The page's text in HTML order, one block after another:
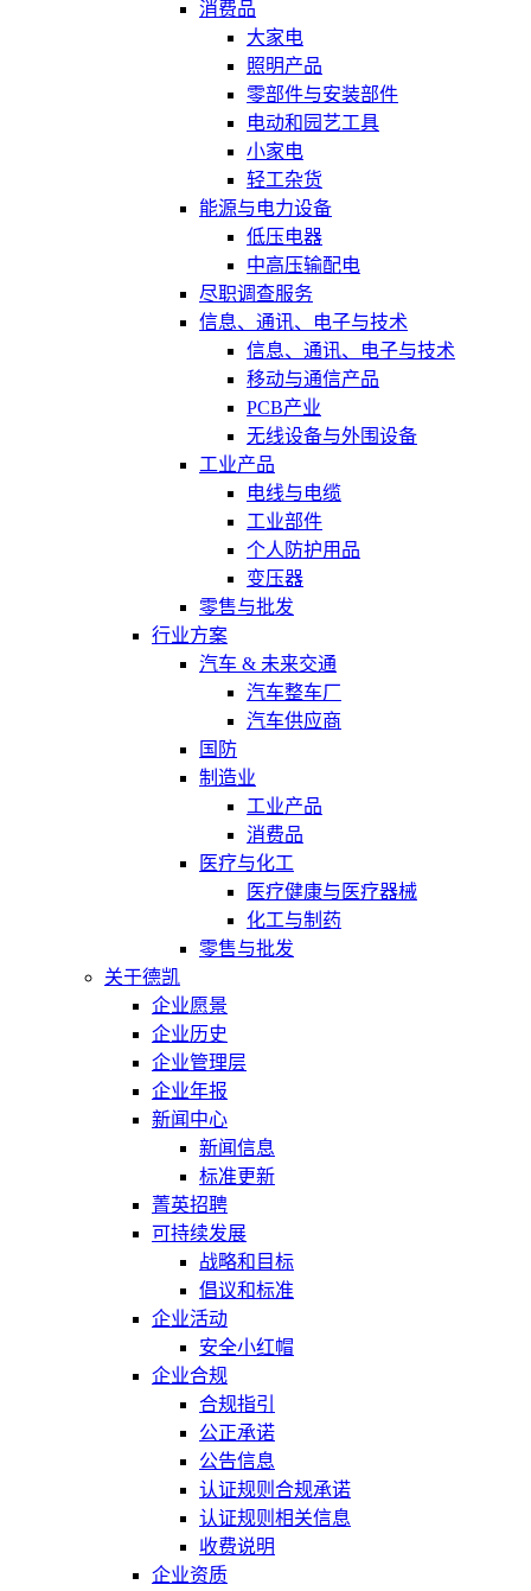
消费品
大家电
照明产品
零部件与安装部件
电动和园艺工具
小家电
轻工杂货
能源与电力设备
低压电器
中高压输配电
尽职调查服务
信息、通讯、电子与技术
信息、通讯、电子与技术
移动与通信产品
PCB产业
无线设备与外围设备
工业产品
电线与电缆
工业部件
个人防护用品
变压器
零售与批发
行业方案
汽车 & 未来交通
汽车整车厂
汽车供应商
国防
制造业
工业产品
消费品
医疗与化工
医疗健康与医疗器械
化工与制药
零售与批发
关于德凯
企业愿景
企业历史
企业管理层
企业年报
新闻中心
新闻信息
标准更新
菁英招聘
可持续发展
战略和目标
倡议和标准
企业活动
安全小红帽
企业合规
合规指引
公正承诺
公告信息
认证规则合规承诺
认证规则相关信息
收费说明
企业资质